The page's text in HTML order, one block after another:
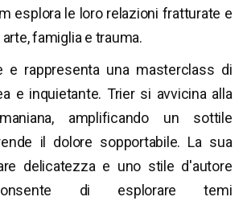
esplora le loro relazioni fratturate e
famiglia e trauma.
rappresenta una masterclass di
e inquietante. Trier si avvicina alla
amplificando un sottile
il dolore sopportabile. La sua
delicatezza e uno stile d'autore
di esplorare temi